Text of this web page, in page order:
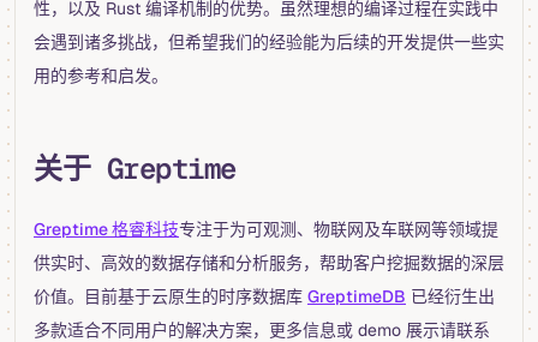
性，以及 Rust 编译机制的优势。虽然理想的编译过程在实践中
会遇到诸多挑战，但希望我们的经验能为后续的开发提供一些实
用的参考和启发。
关于 Greptime
Greptime 格睿科技专注于为可观测、物联网及车联网等领域提
供实时、高效的数据存储和分析服务，帮助客户挖掘数据的深层
价值。目前基于云原生的时序数据库 GreptimeDB 已经衍生出
多款适合不同用户的解决方案，更多信息或 demo 展示请联系